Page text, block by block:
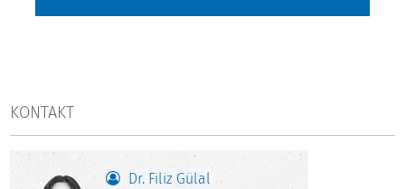
KONTAKT
Dr. Filiz Gülal